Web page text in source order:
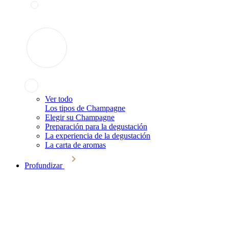
Ver todo
Los tipos de Champagne
Elegir su Champagne
Preparación para la degustación
La experiencia de la degustación
La carta de aromas
Profundizar